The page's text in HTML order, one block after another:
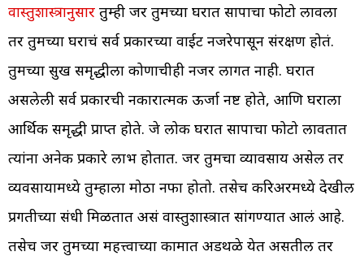
वास्तुशास्त्रानुसार तुम्ही जर तुमच्या घरात सापाचा फोटो लावला
तर तुमच्या घराचं सर्व प्रकारच्या वाईट नजरेपासून संरक्षण होतं.
तुमच्या सुख समृद्धीला कोणाचीही नजर लागत नाही. घरात
असलेली सर्व प्रकारची नकारात्मक ऊर्जा नष्ट होते, आणि घराला
आर्थिक समृद्धी प्राप्त होते. जे लोक घरात सापाचा फोटो लावतात
त्यांना अनेक प्रकारे लाभ होतात. जर तुमचा व्यावसाय असेल तर
व्यवसायामध्ये तुम्हाला मोठा नफा होतो. तसेच करिअरमध्ये देखील
प्रगतीच्या संधी मिळतात असं वास्तुशास्त्रात सांगण्यात आलं आहे.
तसेच जर तुमच्या महत्त्वाच्या कामात अडथळे येत असतील तर